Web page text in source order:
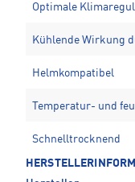
Optimale
Kühlende Wirkung
Helmkompatibel
Temperatur- und
Schnelltrocknend